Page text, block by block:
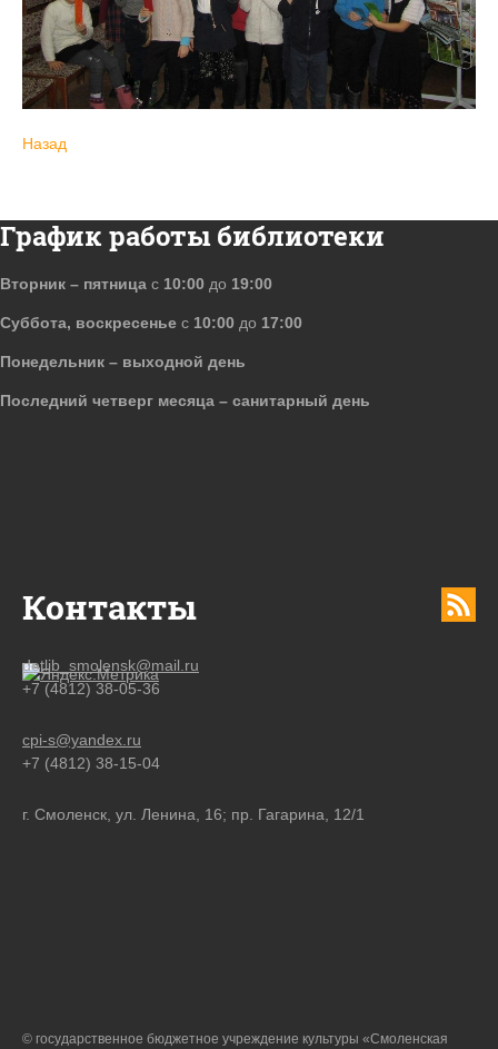
Назад
Контакты
detlib_smolensk@mail.ru
+7 (4812) 38-05-36
cpi-s@yandex.ru
+7 (4812) 38-15-04
г. Смоленск, ул. Ленина, 16; пр. Гагарина, 12/1
График работы библиотеки
Вторник – пятница с 10:00 до 19:00
Суббота, воскресенье с 10:00 до 17:00
Понедельник – выходной день
Последний четверг месяца – санитарный день
© государственное бюджетное учреждение культуры «Смоленская